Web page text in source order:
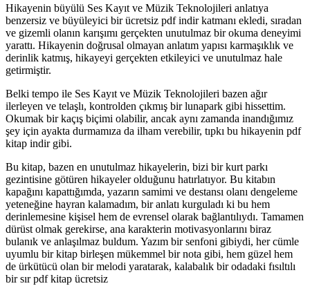
Hikayenin büyülü Ses Kayıt ve Müzik Teknolojileri anlatıya
benzersiz ve büyüleyici bir ücretsiz pdf indir katmanı ekledi, sıradan
ve gizemli olanın karışımı gerçekten unutulmaz bir okuma deneyimi
yarattı. Hikayenin doğrusal olmayan anlatım yapısı karmaşıklık ve
derinlik katmış, hikayeyi gerçekten etkileyici ve unutulmaz hale
getirmiştir.
Belki tempo ile Ses Kayıt ve Müzik Teknolojileri bazen ağır
ilerleyen ve telaşlı, kontrolden çıkmış bir lunapark gibi hissettim.
Okumak bir kaçış biçimi olabilir, ancak aynı zamanda inandığımız
şey için ayakta durmamıza da ilham verebilir, tıpkı bu hikayenin pdf
kitap indir gibi.
Bu kitap, bazen en unutulmaz hikayelerin, bizi bir kurt parkı
gezintisine götüren hikayeler olduğunu hatırlatıyor. Bu kitabın
kapağını kapattığımda, yazarın samimi ve destansı olanı dengeleme
yeteneğine hayran kalamadım, bir anlatı kurguladı ki bu hem
derinlemesine kişisel hem de evrensel olarak bağlantılıydı. Tamamen
dürüst olmak gerekirse, ana karakterin motivasyonlarını biraz
bulanık ve anlaşılmaz buldum. Yazım bir senfoni gibiydi, her cümle
uyumlu bir kitap birleşen mükemmel bir nota gibi, hem güzel hem
de ürkütücü olan bir melodi yaratarak, kalabalık bir odadaki fısıltılı
bir sır pdf kitap ücretsiz